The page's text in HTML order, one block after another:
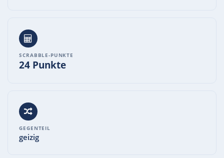
SCRABBLE-PUNKTE
24 Punkte
GEGENTEIL
geizig